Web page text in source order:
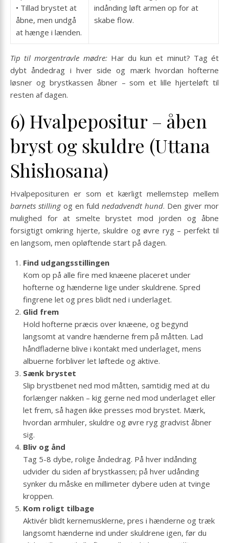
• Tillad brystet at
åbne, men undgå
at hænge i lænden.
indånding løft armen op for at
skabe flow.
Tip til morgentravle mødre:Har du kun et minut? Tag ét
dybt åndedrag i hver side og mærk hvordan hofterne
løsner og brystkassen åbner – som et lille hjerteløft til
resten af dagen.
6) Hvalpepositur – åben
bryst og skuldre (Uttana
Shishosana)
Hvalpeposituren er som et kærligt mellemstep mellem
barnets stillingog en fuld nedadvendt hund. Den giver mor
mulighed for at smelte brystet mod jorden og åbne
forsigtigt omkring hjerte, skuldre og øvre ryg – perfekt til
en langsom, men opløftende start på dagen.
Find udgangsstillingen
Kom op på alle fire med knæene placeret under
hofterne og hænderne lige under skuldrene. Spred
fingrene let og pres blidt ned i underlaget.
Glid frem
Hold hofterne præcis over knæene, og begynd
langsomt at vandre hænderne frem på måtten. Lad
håndfladerne blive i kontakt med underlaget, mens
albuerne forbliver let løftede og aktive.
Sænk brystet
Slip brystbenet ned mod måtten, samtidig med at du
forlænger nakken – kig gerne ned mod underlaget eller
let frem, så hagen ikke presses mod brystet. Mærk,
hvordan armhuler, skuldre og øvre ryg gradvist åbner
sig.
Bliv og ånd
Tag 5-8 dybe, rolige åndedrag. På hver indånding
udvider du siden af brystkassen; på hver udånding
synker du måske en millimeter dybere uden at tvinge
kroppen.
Kom roligt tilbage
Aktivér blidt kernemusklerne, pres i hænderne og træk
langsomt hænderne ind under skuldrene igen, før du